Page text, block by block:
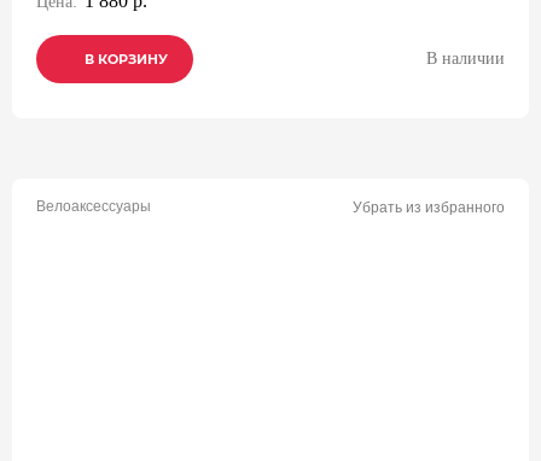
В КОРЗИНУ
В КОРЗИНУ
В КОРЗИНУ В наличии
Велоаксессуары Убрать из избранного